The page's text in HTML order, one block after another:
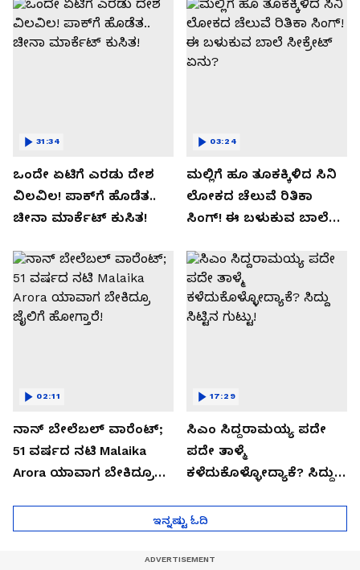
ಒಂದೇ ಏಟಿಗೆ ಎರಡು ದೇಶ
ವಿಲವಿಲ! ಪಾಕ್​​ಗೆ ಹೊಡೆತ..
ಚೀನಾ ಮಾರ್ಕೆಟ್​ ಕುಸಿತ!
31:34
ಮಲ್ಲಿಗೆ ಹೂ ತೂಕಕ್ಕಿಳಿದ ಸಿನಿ
ಲೋಕದ ಚೆಲುವೆ ರಿತಿಕಾ
ಸಿಂಗ್!‌ ಈ ಬಳುಕುವ ಬಾಲೆ
03:24
ನಾನ್ ಬೇಲೆಬಲ್ ವಾರೆಂಟ್;
51 ವರ್ಷದ ನಟಿ Malaika
Arora ಯಾವಾಗ ಬೇಕಿದ್ರೂ
02:11
ಸಿಎಂ ಸಿದ್ದರಾಮಯ್ಯ ಪದೇ
ಪದೇ ತಾಳ್ಮೆ
ಕಳೆದುಕೊಳ್ಳೋದ್ಯಾಕೆ? ಸಿದ್ದು
17:29
ಇನ್ನಷ್ಟು ಓದಿ